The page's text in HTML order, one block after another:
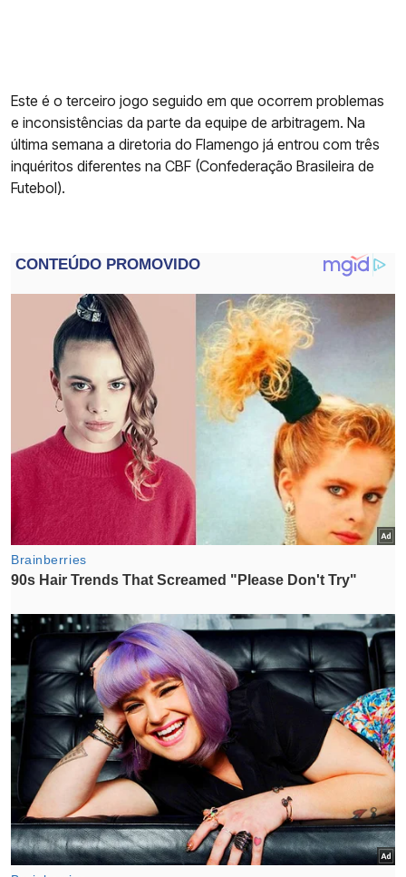
Este é o terceiro jogo seguido em que ocorrem problemas
e inconsistências da parte da equipe de arbitragem. Na
última semana a diretoria do Flamengo já entrou com três
inquéritos diferentes na CBF (Confederação Brasileira de
Futebol).